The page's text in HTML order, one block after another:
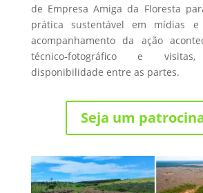
de Empresa Amiga da Floresta
prática sustentável em mídias e
acompanhamento da ação
técnico-fotográfico e
disponibilidade entre as partes.
Seja um